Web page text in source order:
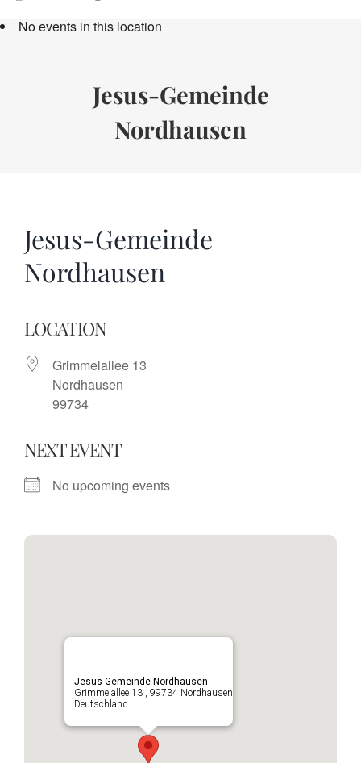
Bücher
No events in this location
Jesus-Gemeinde
Nordhausen
Jesus-Gemeinde
Nordhausen
LOCATION
Grimmelallee 13
Nordhausen
99734
NEXT EVENT
No upcoming events
Jesus-Gemeinde Nordhausen
Grimmelallee 13 , 99734 Nordhausen
Deutschland